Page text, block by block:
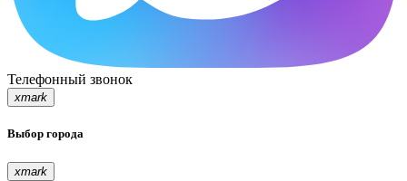
Телефонный звонок
xmark
Выбор города
xmark